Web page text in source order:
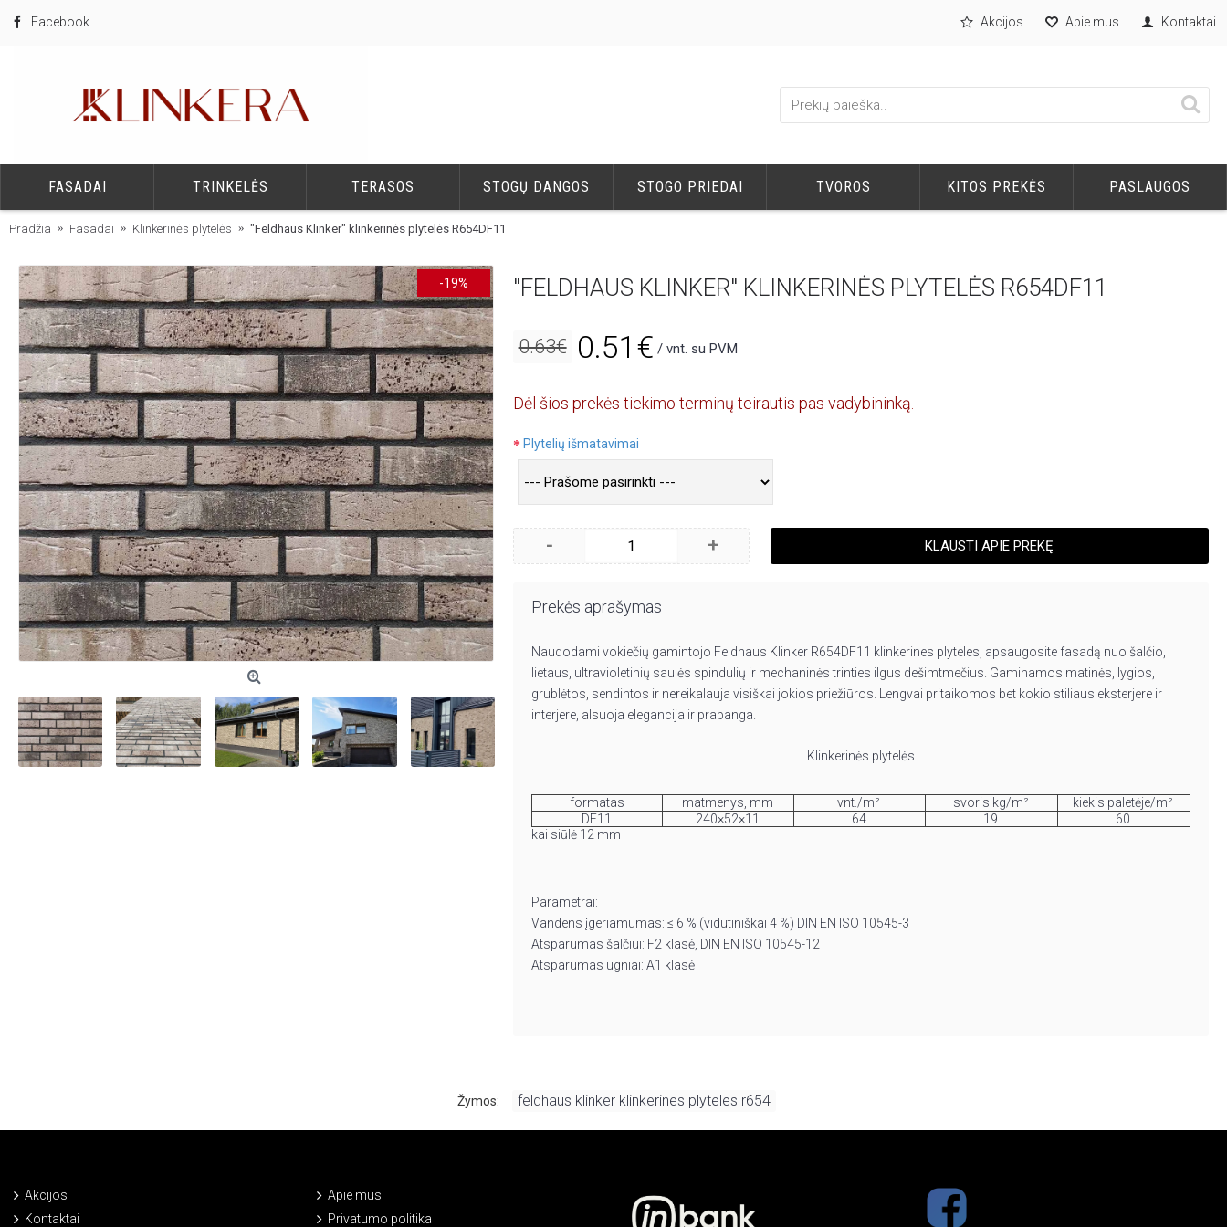
Facebook Akcijos Apie mus Kontaktai
FASADAI TRINKELĖS TERASOS STOGŲ DANGOS STOGO PRIEDAI TVOROS KITOS PREKĖS PASLAUGOS
Pradžia Fasadai Klinkerinės plytelės "Feldhaus Klinker" klinkerinės plytelės R654DF11
-19% "FELDHAUS KLINKER" KLINKERINĖS PLYTELĖS R654DF11
0.63€ 0.51€ / vnt. su PVM
Dėl šios prekės tiekimo terminų teirautis pas vadybininką.
Plytelių išmatavimai
- + KLAUSTI APIE PREKĘ
Prekės aprašymas
Naudodami vokiečių gamintojo Feldhaus Klinker R654DF11 klinkerines plyteles, apsaugosite fasadą nuo šalčio,
lietaus, ultravioletinių saulės spindulių ir mechaninės trinties ilgus dešimtmečius. Gaminamos matinės, lygios,
grublėtos, sendintos ir nereikalauja visiškai jokios priežiūros. Lengvai pritaikomos bet kokio stiliaus eksterjere ir
interjere, alsuoja elegancija ir prabanga.
Klinkerinės plytelės
formatas matmenys, mm vnt./m² svoris kg/m²
kiekis paletėje/m²
DF11
240×52×11 64 19
60
kai siūlė 12 mm
Parametrai:
Vandens įgeriamumas: ≤ 6 % (vidutiniškai 4 %) DIN EN ISO 10545-3
Atsparumas šalčiui: F2 klasė, DIN EN ISO 10545-12
Atsparumas ugniai: A1 klasė
Žymos: feldhaus klinker klinkerines plyteles r654
Akcijos
Kontaktai
Apie mus
Privatumo politika